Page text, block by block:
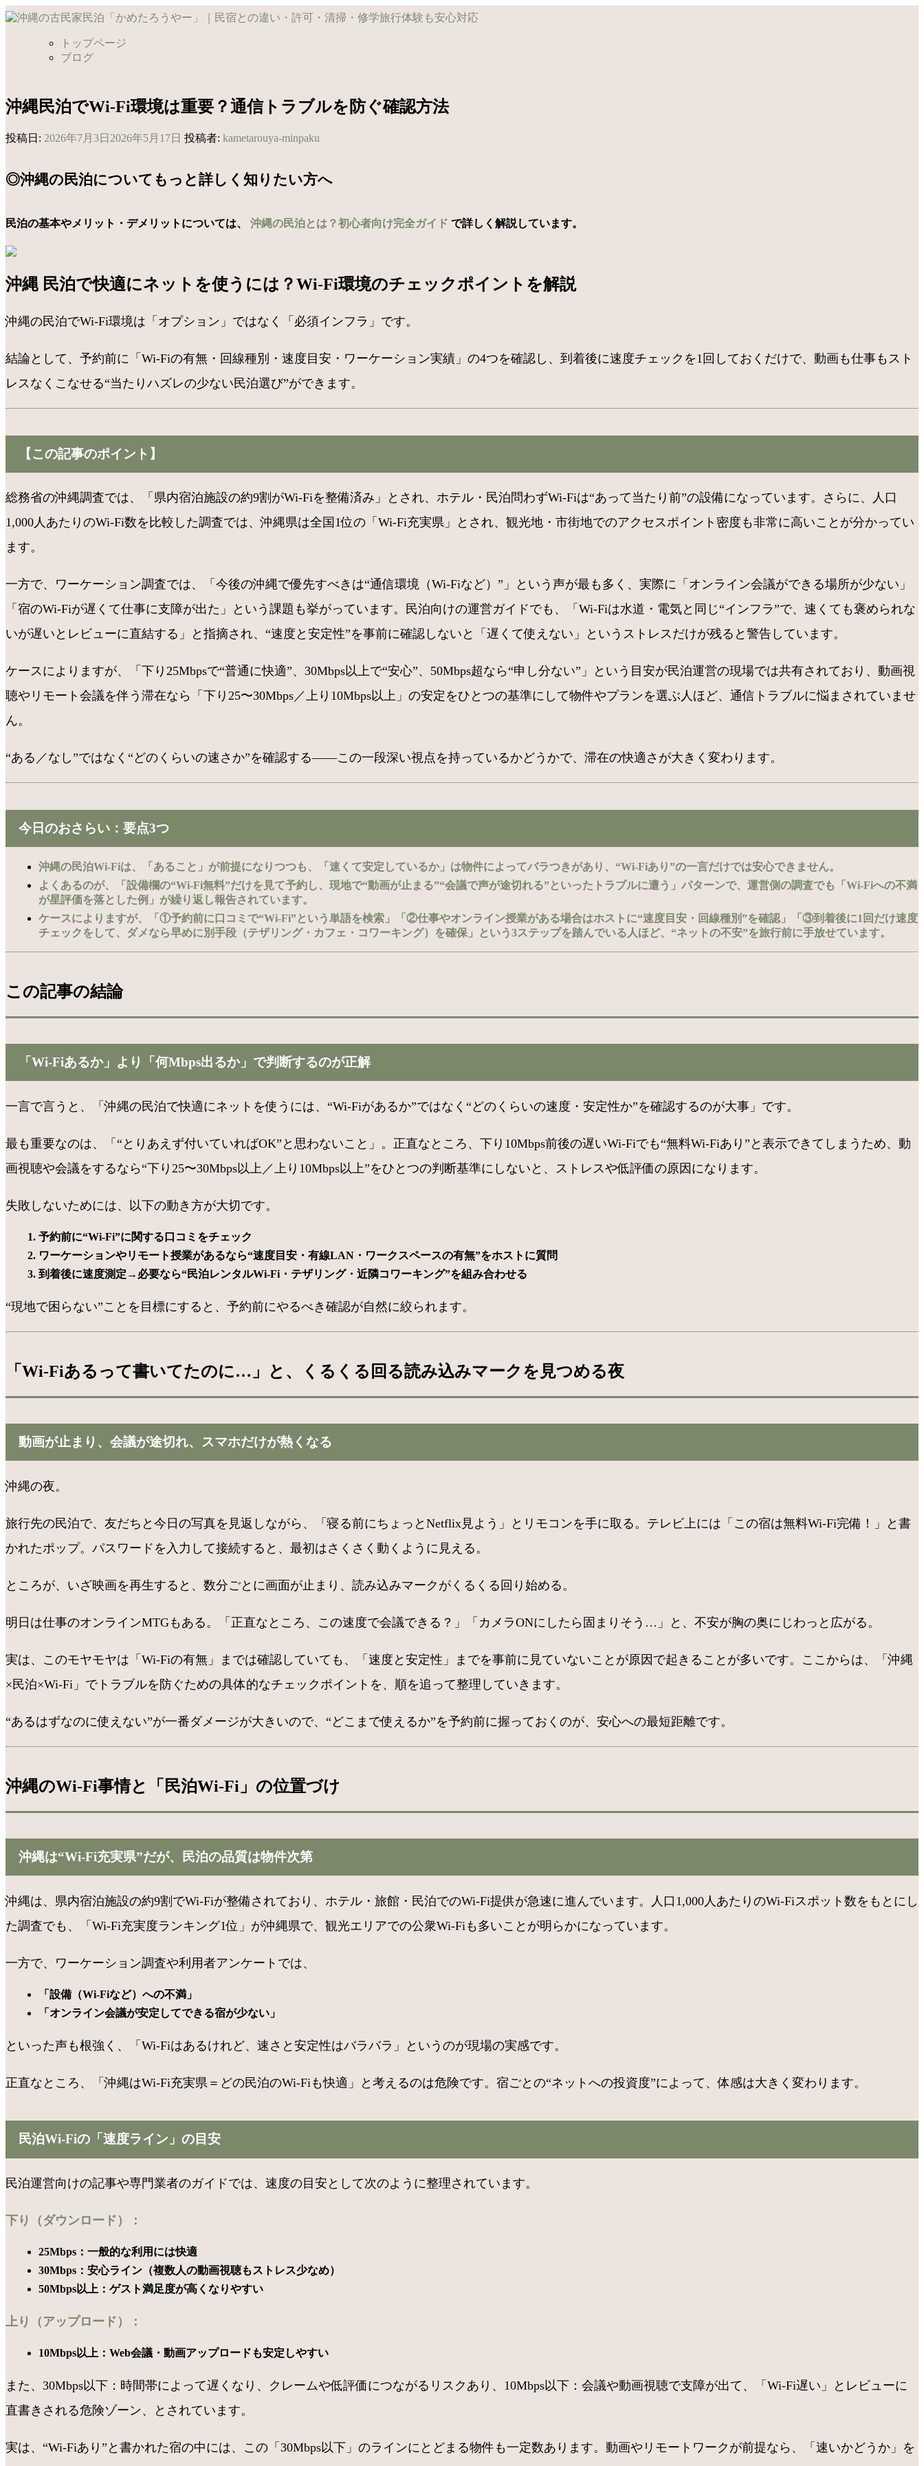
コ
ン
ス
キ
プ
トップページ
ブログ
沖縄民泊でWi-Fi環境は重要？通信トラブルを防ぐ確認方法
投稿日: 2026年7月3日 2026年5月17日 投稿者: kametarouya-minpaku
◎沖縄の民泊についてもっと詳しく知りたい方へ
民泊の基本やメリット・デメリットについては、 沖縄の民泊とは？初心者向け完全ガイド で詳しく解説しています。
沖縄 民泊で快適にネットを使うには？Wi-Fi環境のチェックポイントを解説
沖縄の民泊でWi-Fi環境は「オプション」ではなく「必須インフラ」です。
結論として、予約前に「Wi-Fiの有無・回線種別・速度目安・ワーケーション実績」の4つを確認し、到着後に速度チェックを1回しておくだけで、動画も仕事もスト
レスなくこなせる“当たりハズレの少ない民泊選び”ができます。
【この記事のポイント】
総務省の沖縄調査では、「県内宿泊施設の約9割がWi-Fiを整備済み」とされ、ホテル・民泊問わずWi-Fiは“あって当たり前”の設備になっています。さらに、人口
1,000人あたりのWi-Fi数を比較した調査では、沖縄県は全国1位の「Wi-Fi充実県」とされ、観光地・市街地でのアクセスポイント密度も非常に高いことが分かってい
ます。
一方で、ワーケーション調査では、「今後の沖縄で優先すべきは“通信環境（Wi-Fiなど）”」という声が最も多く、実際に「オンライン会議ができる場所が少ない」
「宿のWi-Fiが遅くて仕事に支障が出た」という課題も挙がっています。民泊向けの運営ガイドでも、「Wi-Fiは水道・電気と同じ“インフラ”で、速くても褒められな
いが遅いとレビューに直結する」と指摘され、“速度と安定性”を事前に確認しないと「遅くて使えない」というストレスだけが残ると警告しています。
ケースによりますが、「下り25Mbpsで“普通に快適”、30Mbps以上で“安心”、50Mbps超なら“申し分ない”」という目安が民泊運営の現場では共有されており、動画視
聴やリモート会議を伴う滞在なら「下り25〜30Mbps／上り10Mbps以上」の安定をひとつの基準にして物件やプランを選ぶ人ほど、通信トラブルに悩まされていませ
ん。
“ある／なし”ではなく“どのくらいの速さか”を確認する――この一段深い視点を持っているかどうかで、滞在の快適さが大きく変わります。
今日のおさらい：要点3つ
沖縄の民泊Wi-Fiは、「あること」が前提になりつつも、「速くて安定しているか」は物件によってバラつきがあり、“Wi-Fiあり”の一言だけでは安心できません。
よくあるのが、「設備欄の“Wi-Fi無料”だけを見て予約し、現地で“動画が止まる”“会議で声が途切れる”といったトラブルに遭う」パターンで、運営側の調査でも「Wi-Fiへの不満
が星評価を落とした例」が繰り返し報告されています。
ケースによりますが、「①予約前に口コミで“Wi-Fi”という単語を検索」「②仕事やオンライン授業がある場合はホストに“速度目安・回線種別”を確認」「③到着後に1回だけ速度
チェックをして、ダメなら早めに別手段（テザリング・カフェ・コワーキング）を確保」という3ステップを踏んでいる人ほど、“ネットの不安”を旅行前に手放せています。
この記事の結論
「Wi-Fiあるか」より「何Mbps出るか」で判断するのが正解
一言で言うと、「沖縄の民泊で快適にネットを使うには、“Wi-Fiがあるか”ではなく“どのくらいの速度・安定性か”を確認するのが大事」です。
最も重要なのは、「“とりあえず付いていればOK”と思わないこと」。正直なところ、下り10Mbps前後の遅いWi-Fiでも“無料Wi-Fiあり”と表示できてしまうため、動
画視聴や会議をするなら“下り25〜30Mbps以上／上り10Mbps以上”をひとつの判断基準にしないと、ストレスや低評価の原因になります。
失敗しないためには、以下の動き方が大切です。
予約前に“Wi-Fi”に関する口コミをチェック
ワーケーションやリモート授業があるなら“速度目安・有線LAN・ワークスペースの有無”をホストに質問
到着後に速度測定→必要なら“民泊レンタルWi-Fi・テザリング・近隣コワーキング”を組み合わせる
“現地で困らない”ことを目標にすると、予約前にやるべき確認が自然に絞られます。
「Wi-Fiあるって書いてたのに…」と、くるくる回る読み込みマークを見つめる夜
動画が止まり、会議が途切れ、スマホだけが熱くなる
沖縄の夜。
旅行先の民泊で、友だちと今日の写真を見返しながら、「寝る前にちょっとNetflix見よう」とリモコンを手に取る。テレビ上には「この宿は無料Wi-Fi完備！」と書
かれたポップ。パスワードを入力して接続すると、最初はさくさく動くように見える。
ところが、いざ映画を再生すると、数分ごとに画面が止まり、読み込みマークがくるくる回り始める。
明日は仕事のオンラインMTGもある。「正直なところ、この速度で会議できる？」「カメラONにしたら固まりそう…」と、不安が胸の奥にじわっと広がる。
実は、このモヤモヤは「Wi-Fiの有無」までは確認していても、「速度と安定性」までを事前に見ていないことが原因で起きることが多いです。ここからは、「沖縄
×民泊×Wi-Fi」でトラブルを防ぐための具体的なチェックポイントを、順を追って整理していきます。
“あるはずなのに使えない”が一番ダメージが大きいので、“どこまで使えるか”を予約前に握っておくのが、安心への最短距離です。
沖縄のWi-Fi事情と「民泊Wi-Fi」の位置づけ
沖縄は“Wi-Fi充実県”だが、民泊の品質は物件次第
沖縄は、県内宿泊施設の約9割でWi-Fiが整備されており、ホテル・旅館・民泊でのWi-Fi提供が急速に進んでいます。人口1,000人あたりのWi-Fiスポット数をもとにし
た調査でも、「Wi-Fi充実度ランキング1位」が沖縄県で、観光エリアでの公衆Wi-Fiも多いことが明らかになっています。
一方で、ワーケーション調査や利用者アンケートでは、
「設備（Wi-Fiなど）への不満」
「オンライン会議が安定してできる宿が少ない」
といった声も根強く、「Wi-Fiはあるけれど、速さと安定性はバラバラ」というのが現場の実感です。
正直なところ、「沖縄はWi-Fi充実県＝どの民泊のWi-Fiも快適」と考えるのは危険です。宿ごとの“ネットへの投資度”によって、体感は大きく変わります。
民泊Wi-Fiの「速度ライン」の目安
民泊運営向けの記事や専門業者のガイドでは、速度の目安として次のように整理されています。
下り（ダウンロード）：
25Mbps：一般的な利用には快適
30Mbps：安心ライン（複数人の動画視聴もストレス少なめ）
50Mbps以上：ゲスト満足度が高くなりやすい
上り（アップロード）：
10Mbps以上：Web会議・動画アップロードも安定しやすい
また、30Mbps以下：時間帯によって遅くなり、クレームや低評価につながるリスクあり、10Mbps以下：会議や動画視聴で支障が出て、「Wi-Fi遅い」とレビューに
直書きされる危険ゾーン、とされています。
実は、“Wi-Fiあり”と書かれた宿の中には、この「30Mbps以下」のラインにとどまる物件も一定数あります。動画やリモートワークが前提なら、「速いかどうか」を